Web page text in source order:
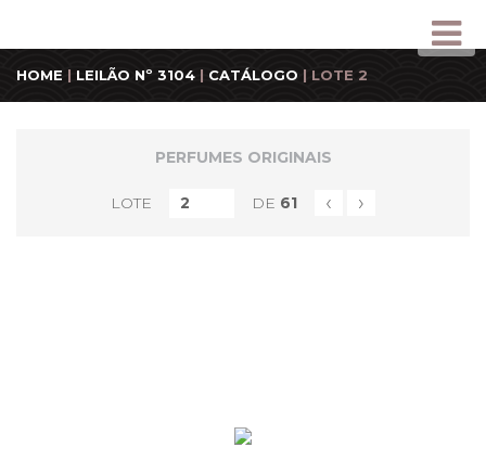
HOME | LEILÃO Nº 3104 | CATÁLOGO | LOTE 2
PERFUMES ORIGINAIS
LOTE DE 61 ‹ ›